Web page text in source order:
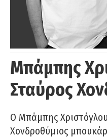
Μπάμπης
Σταύρος
O Μπάμπης
Χονδροθύμιος